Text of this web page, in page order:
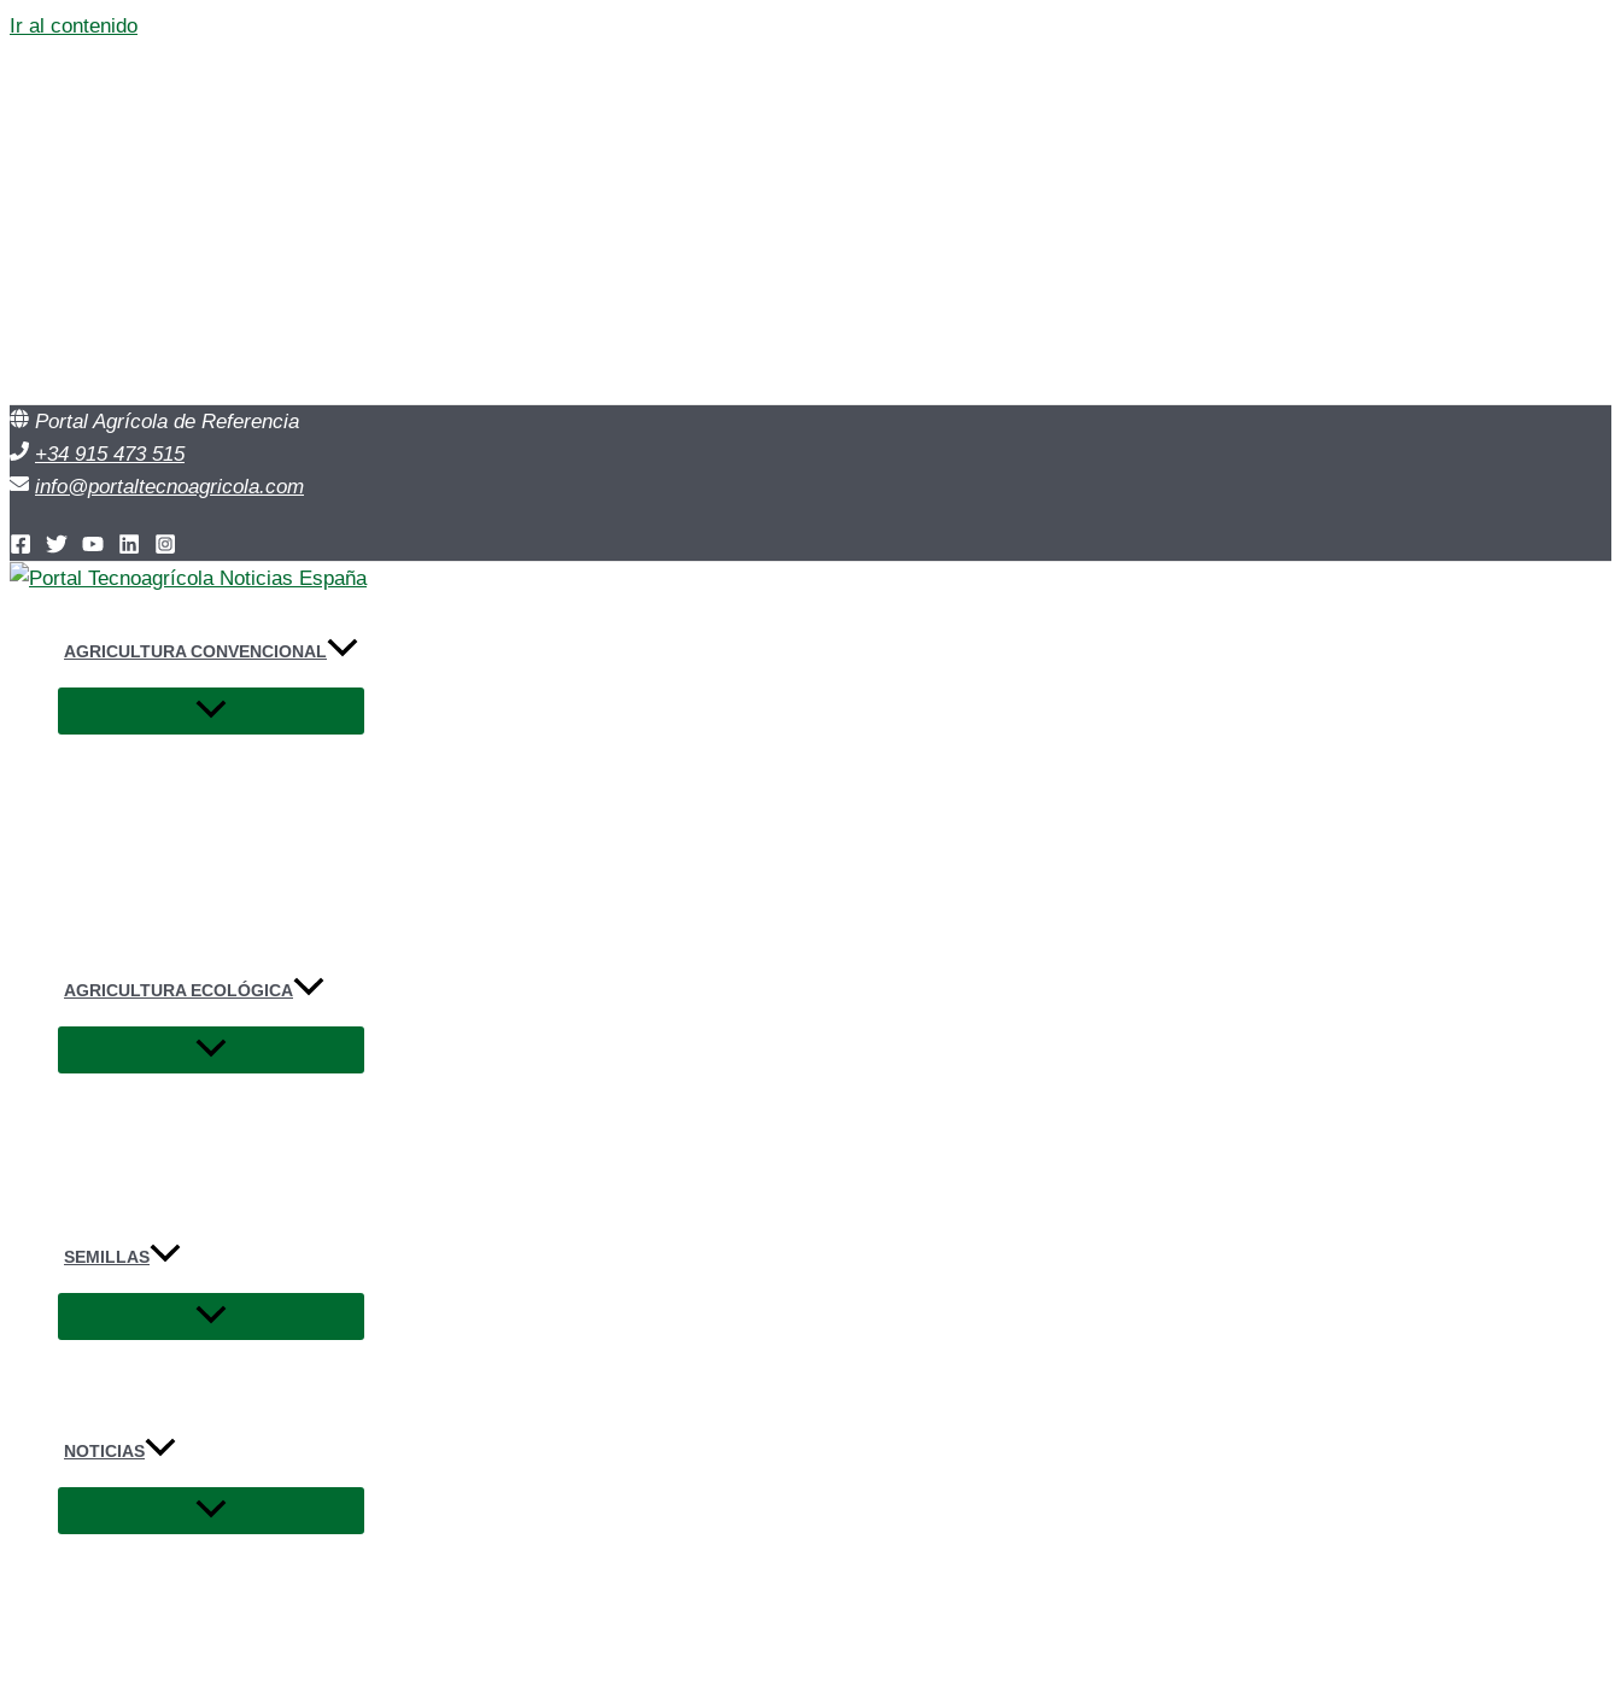
Ir al contenido
Portal Agrícola de Referencia
+34 915 473 515
info@portaltecnoagricola.com
AGRICULTURA CONVENCIONAL
AGRICULTURA ECOLÓGICA
SEMILLAS
NOTICIAS